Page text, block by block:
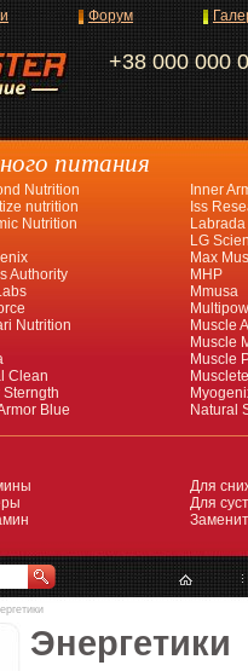
+38 000 000
Форум
питания
Nutrition
nutrition
Nutrition
Authority
Nutrition
Clean
Sterngth
Blue
Inner
Iss
Labrada
LG
Max
MHP
Mmusa
Muscle
Muscle
Muscle
Natural
Для
Для
Энергетики